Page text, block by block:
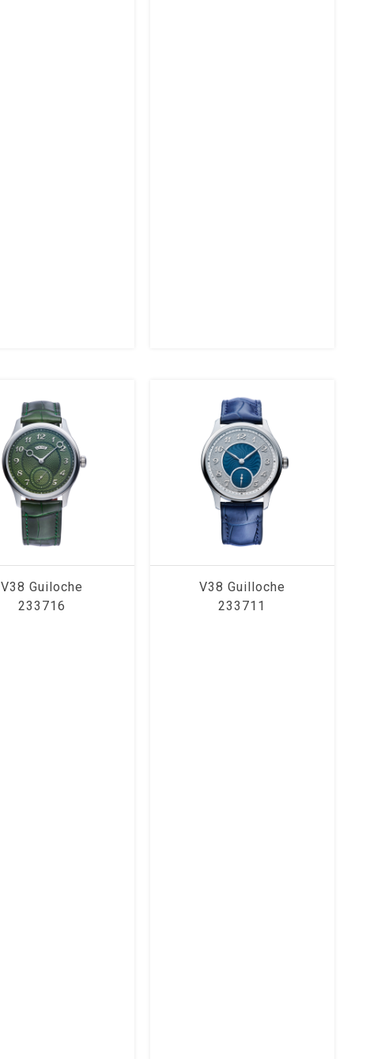
V38 Guiloche
233716
V38 Guilloche
233711